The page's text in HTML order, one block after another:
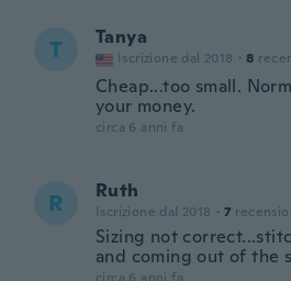
T Tanya
Iscrizione dal 2018 · 8
Cheap...too small.
your money.
circa 6 anni fa
R Ruth
Iscrizione dal 2018 · 7
Sizing not
and coming out of the